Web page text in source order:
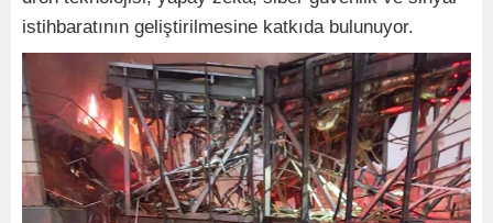
istihbaratının geliştirilmesine katkıda bulunuyor.